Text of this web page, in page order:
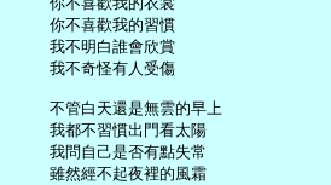
     你不喜歡我的習慣
     我不明白誰會欣賞
     我不奇怪有人受傷
     不管白天還是無雲的早上
     我都不習慣出門看太陽
     我問自己是否有點失常
     雖然經不起夜裡的風霜